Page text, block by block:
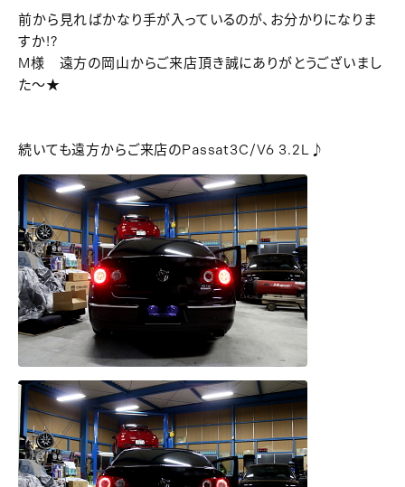
前から見ればかなり手が入っているのが、お分かりになりま
すか!?
M様 遠方の岡山からご来店頂き誠にありがとうございまし
た～★
続いても遠方からご来店のPassat3C/V6 3.2L♪